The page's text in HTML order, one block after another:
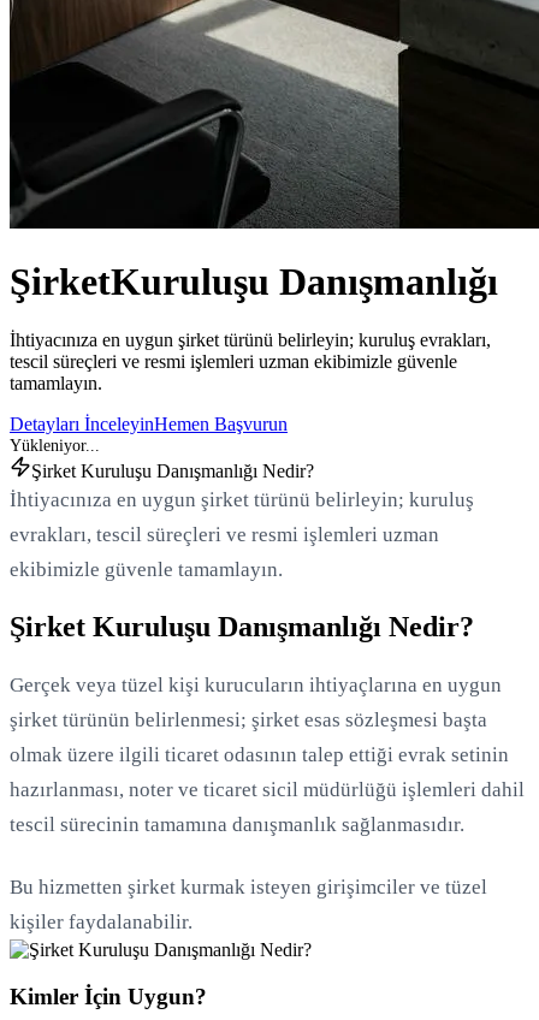
ŞirketKuruluşu Danışmanlığı
İhtiyacınıza en uygun şirket türünü belirleyin; kuruluş evrakları,
tescil süreçleri ve resmi işlemleri uzman ekibimizle güvenle
tamamlayın.
Detayları İnceleyinHemen Başvurun
Yükleniyor...
Şirket Kuruluşu Danışmanlığı Nedir?
İhtiyacınıza en uygun şirket türünü belirleyin; kuruluş
evrakları, tescil süreçleri ve resmi işlemleri uzman
ekibimizle güvenle tamamlayın.
Şirket Kuruluşu Danışmanlığı Nedir?
Gerçek veya tüzel kişi kurucuların ihtiyaçlarına en uygun
şirket türünün belirlenmesi; şirket esas sözleşmesi başta
olmak üzere ilgili ticaret odasının talep ettiği evrak setinin
hazırlanması, noter ve ticaret sicil müdürlüğü işlemleri dahil
tescil sürecinin tamamına danışmanlık sağlanmasıdır.
Bu hizmetten şirket kurmak isteyen girişimciler ve tüzel
kişiler faydalanabilir.
Kimler İçin Uygun?